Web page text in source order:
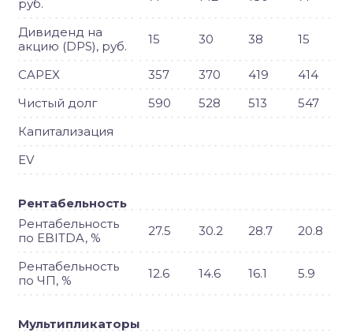
руб.
Дивиденд на
акцию (DPS), руб.
15 30 38 15
CAPEX 357 370 419 414
Чистый долг
590 528 513 547
Капитализация
EV
Рентабельность
Рентабельность
по EBITDA, %
27.5 30.2 28.7 20.8
Рентабельность
по ЧП, %
12.6 14.6 16.1 5.9
Мультипликаторы